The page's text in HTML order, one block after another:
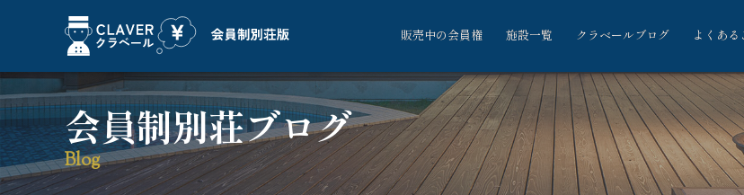
販売中の会員権 施設一覧 クラベールブログ よくある
会員制別荘ブログ
Blog